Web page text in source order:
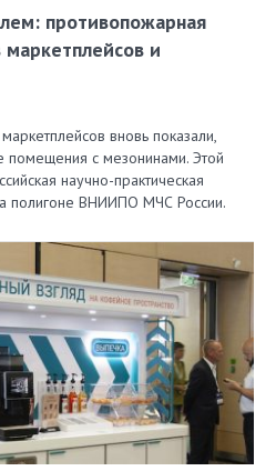
противопожарная
маркетплейсов и
вновь показали,
помещения с мезонинами. Этой
научно-практическая
полигоне ВНИИПО МЧС России.